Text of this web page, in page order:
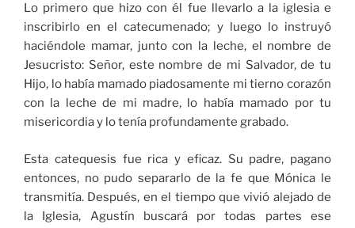
Lo primero que hizo con él fue llevarlo a la iglesia e
inscribirlo en el catecumenado; y luego lo instruyó
haciéndole mamar, junto con la leche, el nombre de
Jesucristo: Señor, este nombre de mi Salvador, de tu
Hijo, lo había mamado piadosamente mi tierno corazón
con la leche de mi madre, lo había mamado por tu
misericordia y lo tenía profundamente grabado.
Esta catequesis fue rica y eficaz. Su padre, pagano
entonces, no pudo separarlo de la fe que Mónica le
transmitía. Después, en el tiempo que vivió alejado de
la Iglesia, Agustín buscará por todas partes ese